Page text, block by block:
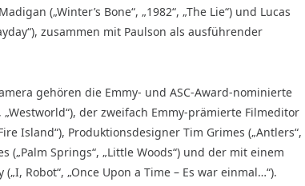
(„Winter’s Bone“, „1982“, „The Lie“) und Lucas
zusammen mit Paulson als ausführender
gehören die Emmy- und ASC-Award-nominierte
„Westworld“), der zweifach Emmy-prämierte Filmeditor
Island“), Produktionsdesigner Tim Grimes („Antlers“,
(„Palm Springs“, „Little Woods“) und der mit einem
Robot“, „Once Upon a Time – Es war einmal…“).